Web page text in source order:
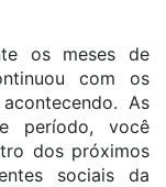
os meses de
com os
As
período, você
dos próximos
sociais da